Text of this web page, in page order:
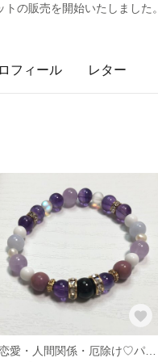
の販売を開始いたしました。
フィール レター
恋愛・人間関係・厄除け♡パワーストーンブレスレット♡ No.6